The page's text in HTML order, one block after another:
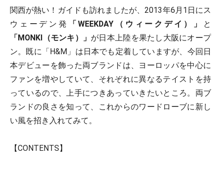
関西が熱い！ガイドも訪れましたが、2013年6月1日にス
ウェーデン発
「WEEKDAY（ウィークデイ）」
と
「MONKI（モンキ）」 が日本上陸を果たし大阪にオープ
ン。既に「H&M」は日本でも定着していますが、今回日
本デビューを飾った両ブランドは、ヨーロッパを中心に
ファンを増やしていて、それぞれに異なるテイストを持
っているので、上手につきあっていきたいところ。両ブ
ランドの良さを知って、これからのワードローブに新し
い風を招き入れてみて。
【CONTENTS】